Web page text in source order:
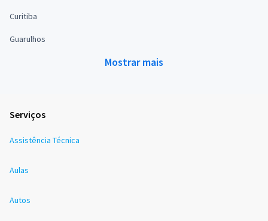
Curitiba
Guarulhos
Mostrar mais
Serviços
Assistência Técnica
Aulas
Autos